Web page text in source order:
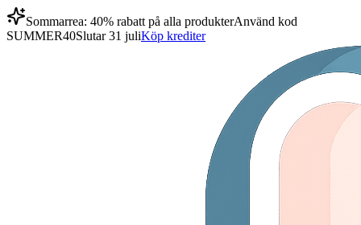
Sommarrea: 40% rabatt på alla produkterAnvänd kod
SUMMER40Slutar 31 juliKöp krediter